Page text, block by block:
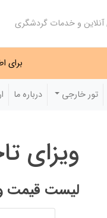
آنلاین و خدمات گردشگری
برای
تور خارجی درباره ما
ویزای
لیست قیمت